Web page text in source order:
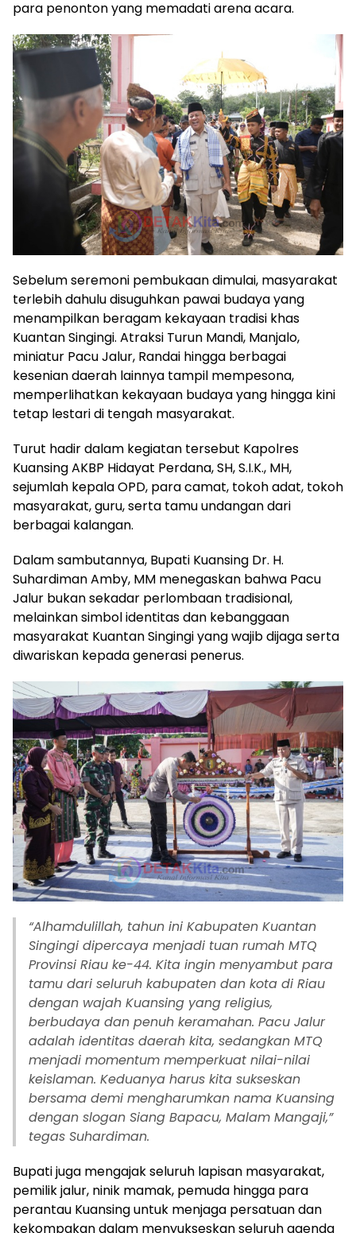
para penonton yang memadati arena acara.
Sebelum seremoni pembukaan dimulai, masyarakat
terlebih dahulu disuguhkan pawai budaya yang
menampilkan beragam kekayaan tradisi khas
Kuantan Singingi. Atraksi Turun Mandi, Manjalo,
miniatur Pacu Jalur, Randai hingga berbagai
kesenian daerah lainnya tampil mempesona,
memperlihatkan kekayaan budaya yang hingga kini
tetap lestari di tengah masyarakat.
Turut hadir dalam kegiatan tersebut Kapolres
Kuansing AKBP Hidayat Perdana, SH, S.I.K., MH,
sejumlah kepala OPD, para camat, tokoh adat, tokoh
masyarakat, guru, serta tamu undangan dari
berbagai kalangan.
Dalam sambutannya, Bupati Kuansing Dr. H.
Suhardiman Amby, MM menegaskan bahwa Pacu
Jalur bukan sekadar perlombaan tradisional,
melainkan simbol identitas dan kebanggaan
masyarakat Kuantan Singingi yang wajib dijaga serta
diwariskan kepada generasi penerus.
“Alhamdulillah, tahun ini Kabupaten Kuantan
Singingi dipercaya menjadi tuan rumah MTQ
Provinsi Riau ke-44. Kita ingin menyambut para
tamu dari seluruh kabupaten dan kota di Riau
dengan wajah Kuansing yang religius,
berbudaya dan penuh keramahan. Pacu Jalur
adalah identitas daerah kita, sedangkan MTQ
menjadi momentum memperkuat nilai-nilai
keislaman. Keduanya harus kita sukseskan
bersama demi mengharumkan nama Kuansing
dengan slogan Siang Bapacu, Malam Mangaji,”
tegas Suhardiman.
Bupati juga mengajak seluruh lapisan masyarakat,
pemilik jalur, ninik mamak, pemuda hingga para
perantau Kuansing untuk menjaga persatuan dan
kekompakan dalam menyukseskan seluruh agenda